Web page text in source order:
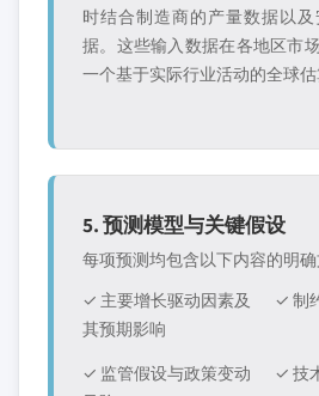
时结合制造商的产量数据以
据。这些输入数据在各地区市
一个基于实际行业活动的全球估
5. 预测模型与关键假设
每项预测均包含以下内容的明确
✓ 主要增长驱动因素及
其预期影响
✓ 制
✓ 监管假设与政策变动
✓ 技